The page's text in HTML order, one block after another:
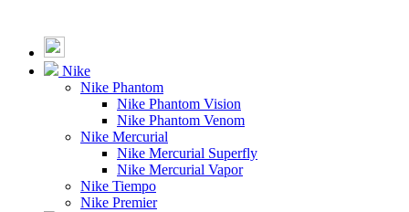
Nike
Nike Phantom
Nike Phantom Vision
Nike Phantom Venom
Nike Mercurial
Nike Mercurial Superfly
Nike Mercurial Vapor
Nike Tiempo
Nike Premier